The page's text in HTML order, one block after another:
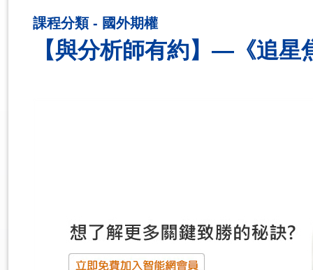
課程分類 - 國外期權
【與分析師有約】—《追